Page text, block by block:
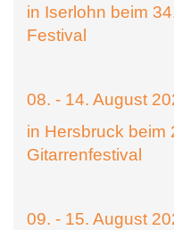
in Iserlohn beim
Festival
08. - 14. August
in Hersbruck beim
Gitarrenfestival
09. - 15. August